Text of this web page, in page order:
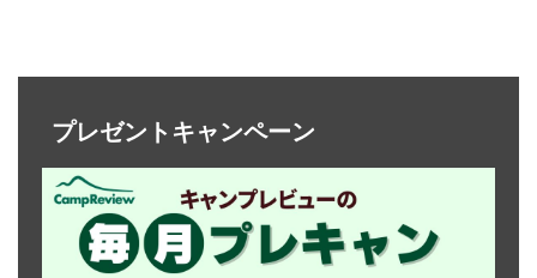
プレゼントキャンペーン